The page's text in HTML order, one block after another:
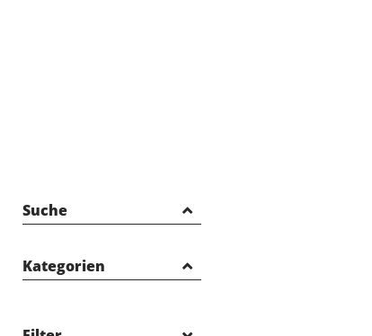
Suche
Kategorien
FAHRRÄDER